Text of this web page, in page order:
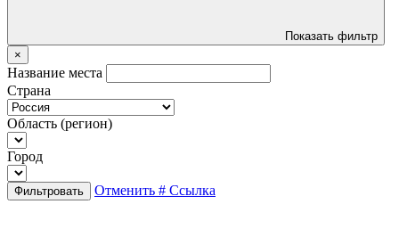
Показать фильтр
×
Название места
Страна
Область (регион)
Город
Фильтровать Отменить # Ссылка